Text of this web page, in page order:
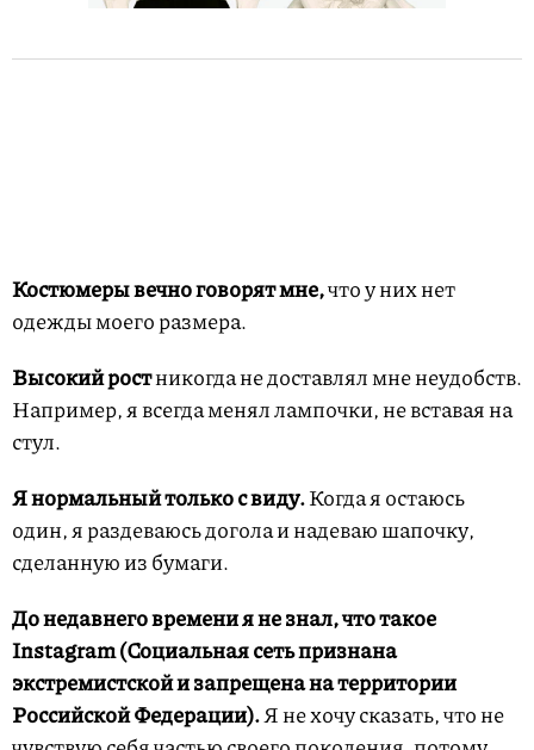
Костюмеры вечно говорят мне,что у них нет
одежды моего размера.
Высокий ростникогда не доставлял мне неудобств.
Например, я всегда менял лампочки, не вставая на
стул.
Я нормальный только с виду.Когда я остаюсь
один, я раздеваюсь догола и надеваю шапочку,
сделанную из бумаги.
До недавнего времени я не знал, что такое
Instagram (Социальная сеть признана
экстремистской и запрещена на территории
Российской Федерации).Я не хочу сказать, что не